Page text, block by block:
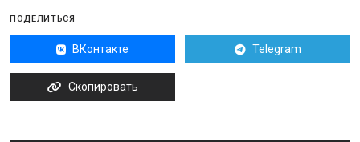
ПОДЕЛИТЬСЯ
ВКонтакте Telegram
Скопировать